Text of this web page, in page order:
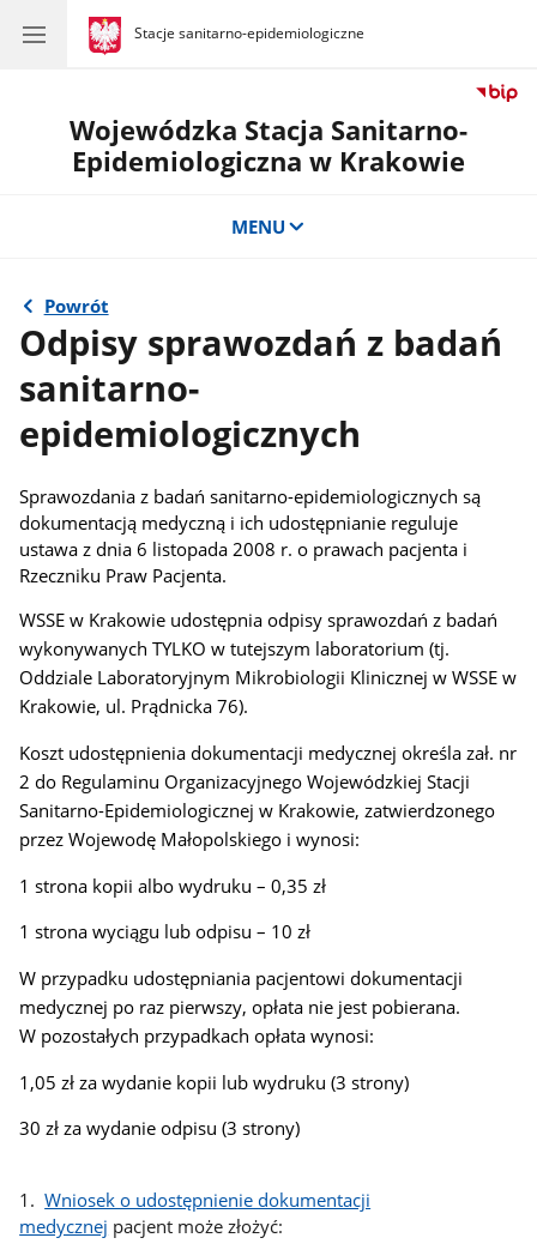
gov.pl
Stacje sanitarno-epidemiologiczne
gov.pl
Stacje
Wojewódzka Stacja Sanitarno-
Epidemiologiczna w Krakowie
MENU
Powrót
Odpisy sprawozdań z badań
sanitarno-
epidemiologicznych
Sprawozdania z badań sanitarno-epidemiologicznych są
dokumentacją medyczną i ich udostępnianie reguluje
ustawa z dnia 6 listopada 2008 r. o prawach pacjenta i
Rzeczniku Praw Pacjenta.
WSSE w Krakowie udostępnia odpisy sprawozdań z badań
wykonywanych TYLKO w tutejszym laboratorium (tj.
Oddziale Laboratoryjnym Mikrobiologii Klinicznej w WSSE w
Krakowie, ul. Prądnicka 76).
Koszt udostępnienia dokumentacji medycznej określa zał. nr
2 do Regulaminu Organizacyjnego Wojewódzkiej Stacji
Sanitarno-Epidemiologicznej w Krakowie, zatwierdzonego
przez Wojewodę Małopolskiego i wynosi:
1 strona kopii albo wydruku – 0,35 zł
1 strona wyciągu lub odpisu – 10 zł
W przypadku udostępniania pacjentowi dokumentacji
medycznej po raz pierwszy, opłata nie jest pobierana.
W pozostałych przypadkach opłata wynosi:
1,05 zł za wydanie kopii lub wydruku (3 strony)
30 zł za wydanie odpisu (3 strony)
1.Wniosek o udostępnienie dokumentacji
medycznej pacjent może złożyć: